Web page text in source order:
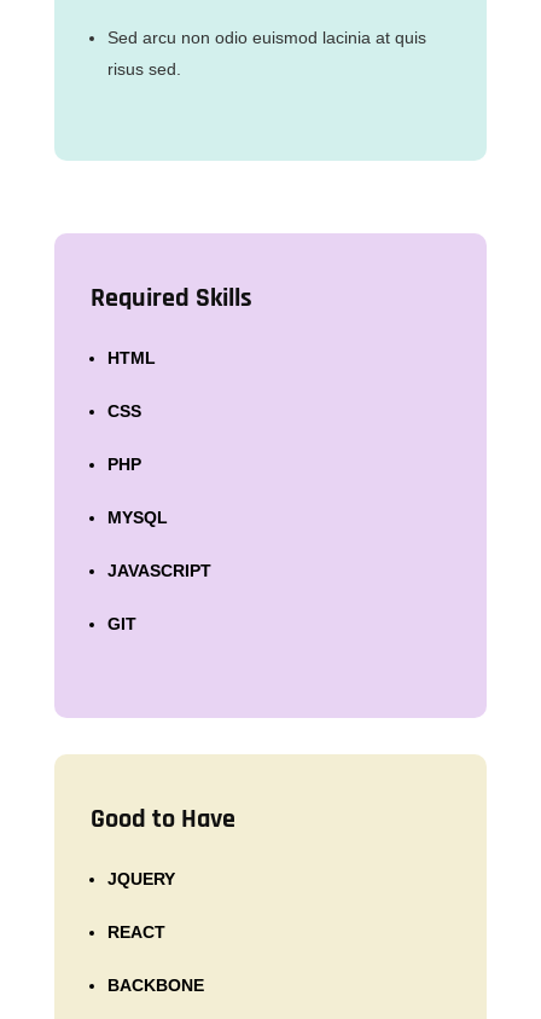
Sed arcu non odio euismod lacinia at quis
risus sed.
Required Skills
HTML
CSS
PHP
MYSQL
JAVASCRIPT
GIT
Good to Have
JQUERY
REACT
BACKBONE